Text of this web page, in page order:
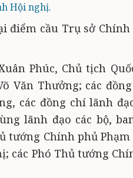
Hội nghị.
điểm cầu Trụ sở
Phúc, Chủ tịch
Văn Thưởng; các
các đồng chí lãnh
lãnh đạo các bộ,
tướng Chính phủ
các Phó Thủ tướng